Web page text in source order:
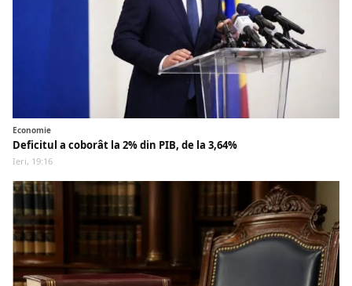
Economie
Deficitul a coborât la 2% din PIB, de la 3,64%
Ieri, 19:16